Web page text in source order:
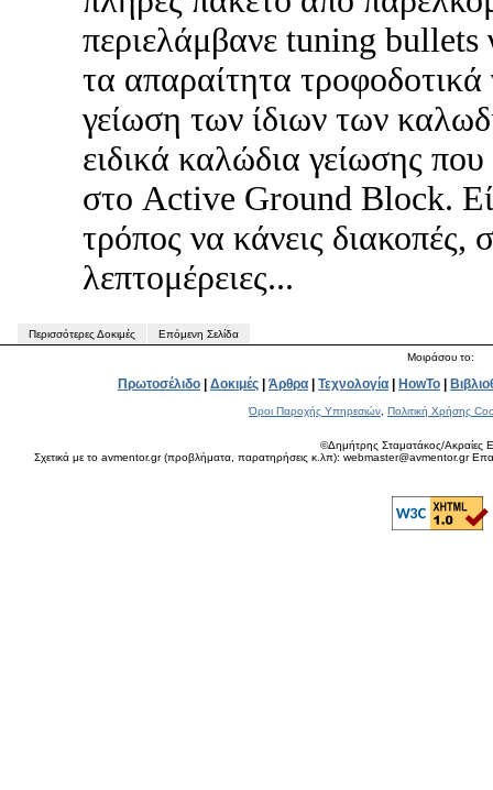
περιελάμβανε tuning bullets
τα απαραίτητα τροφοδοτικά
γείωση των ίδιων των
ειδικά καλώδια γείωσης
στο Active Ground Block.
τρόπος να κάνεις διακοπές,
λεπτομέρειες...
Περισσότερες Δοκιμές
Επόμενη Σελίδα
Μοιράσου το:
Πρωτοσέλιδο | Δοκιμές | Άρθρα | Τεχνολογία | HowTo |
Όροι Παροχής Υπηρεσιών Πολιτική Χρήσης
©Δημήτρης Σταματάκος/Ακραίες
Σχετικά με το avmentor.gr (προβλήματα, παρατηρήσεις κ.λπ): webmaster@avmentor.gr